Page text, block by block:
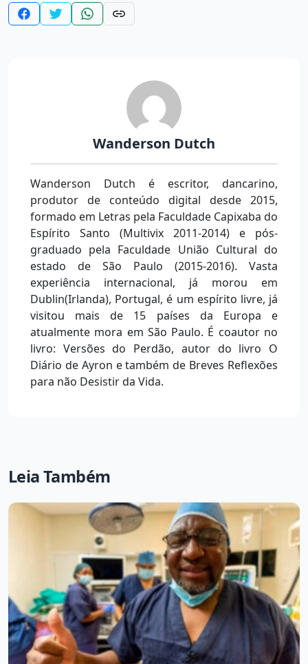
Wanderson Dutch
Wanderson Dutch é escritor, dancarino,
produtor de conteúdo digital desde 2015,
formado em Letras pela Faculdade Capixaba do
Espírito Santo (Multivix 2011-2014) e pós-
graduado pela Faculdade União Cultural do
estado de São Paulo (2015-2016). Vasta
experiência internacional, já morou em
Dublin(Irlanda), Portugal, é um espírito livre, já
visitou mais de 15 países da Europa e
atualmente mora em São Paulo. É coautor no
livro: Versões do Perdão, autor do livro O
Diário de Ayron e também de Breves Reflexões
para não Desistir da Vida.
Leia Também